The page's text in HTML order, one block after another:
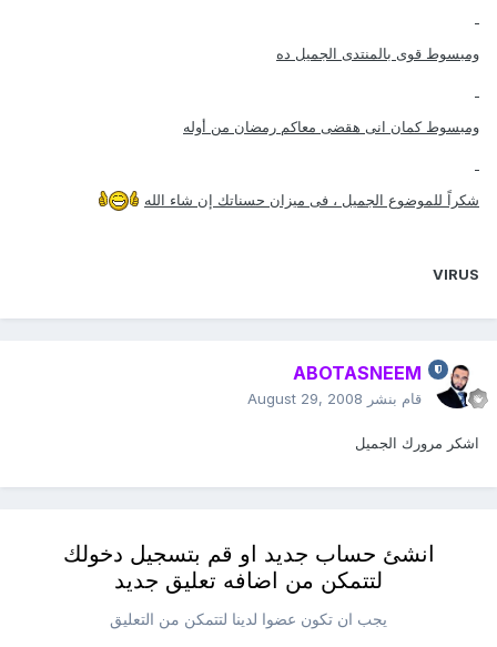
ومبسوط قوى بالمنتدى الجميل ده
ومبسوط كمان انى هقضى معاكم رمضان من أوله
شكراً للموضوع الجميل ، فى ميزان حسناتك إن شاء الله
VIRUS
ABOTASNEEM
قام بنشر August 29, 2008
اشكر مرورك الجميل
انشئ حساب جديد او قم بتسجيل دخولك
لتتمكن من اضافه تعليق جديد
يجب ان تكون عضوا لدينا لتتمكن من التعليق